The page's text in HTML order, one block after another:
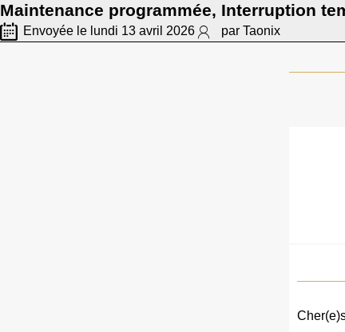
Maintenance programmée, Interruption
Envoyée le lundi 13 avril 2026 par Taonix